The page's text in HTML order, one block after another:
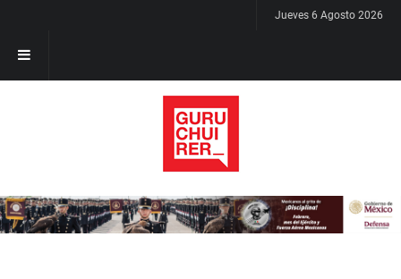
Jueves 6 Agosto 2026